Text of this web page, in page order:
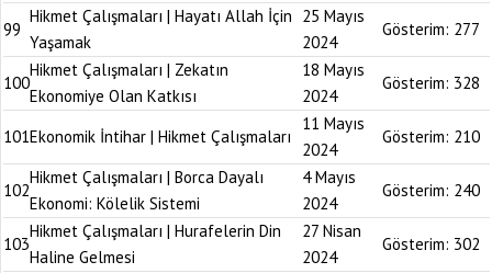
99
Hikmet Çalışmaları | Hayatı Allah İçin
Yaşamak
25 Mayıs
2024
Gösterim: 277
100
Hikmet Çalışmaları | Zekatın
Ekonomiye Olan Katkısı
18 Mayıs
2024
Gösterim: 328
101Ekonomik İntihar | Hikmet Çalışmaları
11 Mayıs
2024
Gösterim: 210
102
Hikmet Çalışmaları | Borca Dayalı
Ekonomi: Kölelik Sistemi
4 Mayıs
2024
Gösterim: 240
103
Hikmet Çalışmaları | Hurafelerin Din
Haline Gelmesi
27 Nisan
2024
Gösterim: 302